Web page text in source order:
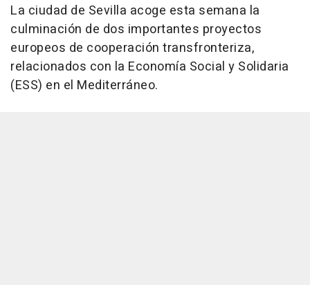
La ciudad de Sevilla acoge esta semana la
culminación de dos importantes proyectos
europeos de cooperación transfronteriza,
relacionados con la Economía Social y Solidaria
(ESS) en el Mediterráneo.